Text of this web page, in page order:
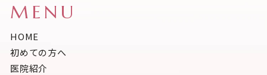
MENU
HOME
初めての方へ
医院紹介